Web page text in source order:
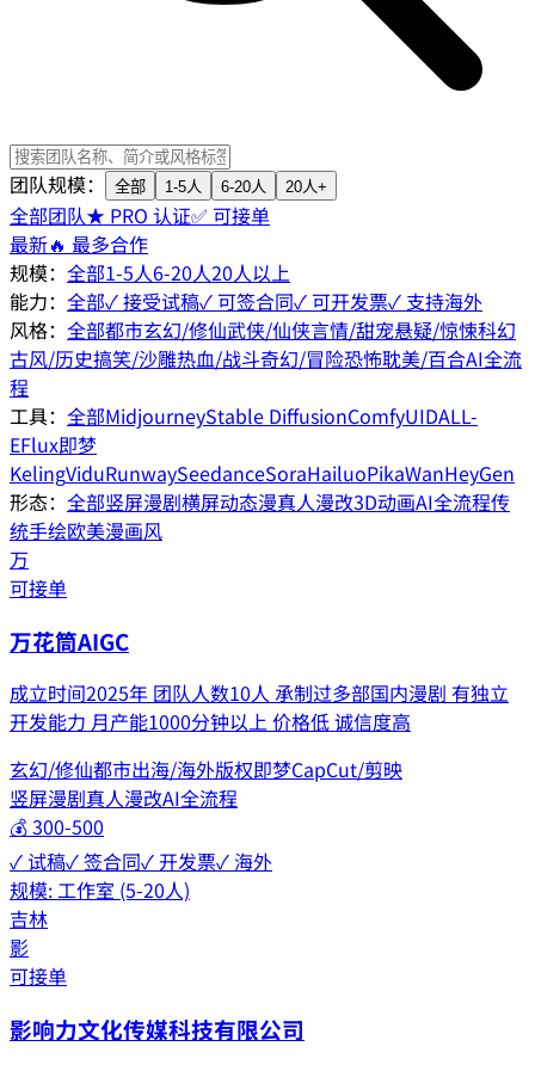
团队规模： 全部 1-5人 6-20人 20人+
全部团队★ PRO 认证✅ 可接单
最新🔥 最多合作
规模： 全部1-5人6-20人20人以上
能力： 全部✓ 接受试稿✓ 可签合同✓ 可开发票✓ 支持海外
风格： 全部都市玄幻/修仙武侠/仙侠言情/甜宠悬疑/惊悚科幻
古风/历史搞笑/沙雕热血/战斗奇幻/冒险恐怖耽美/百合AI全流
程
工具： 全部MidjourneyStable DiffusionComfyUIDALL-
EFlux即梦
KelingViduRunwaySeedanceSoraHailuoPikaWanHeyGen
形态： 全部竖屏漫剧横屏动态漫真人漫改3D动画AI全流程传
统手绘欧美漫画风
万
可接单
万花筒AIGC
成立时间2025年 团队人数10人 承制过多部国内漫剧 有独立
开发能力 月产能1000分钟以上 价格低 诚信度高
玄幻/修仙都市出海/海外版权即梦CapCut/剪映
竖屏漫剧真人漫改AI全流程
💰300-500
✓ 试稿✓ 签合同✓ 开发票✓ 海外
规模:工作室 (5-20人)
吉林
影
可接单
影响力文化传媒科技有限公司